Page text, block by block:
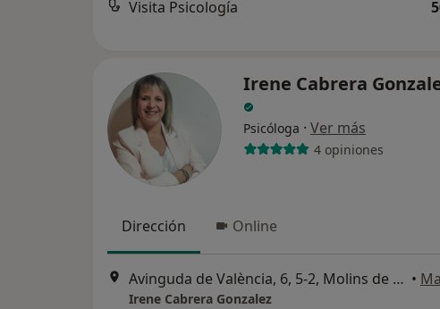
Visita Psicología
Irene Cabrera
Psicóloga · Ver más
4 opiniones
Dirección Online
Avinguda de València, 6, 5-2, Molins de Rei •
Irene Cabrera Gonzalez